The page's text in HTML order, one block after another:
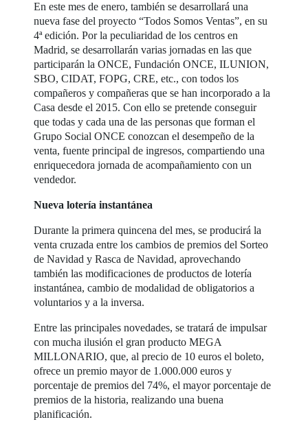
En este mes de enero, también se desarrollará una
nueva fase del proyecto “Todos Somos Ventas”, en su
4ª edición. Por la peculiaridad de los centros en
Madrid, se desarrollarán varias jornadas en las que
participarán la ONCE, Fundación ONCE, ILUNION,
SBO, CIDAT, FOPG, CRE, etc., con todos los
compañeros y compañeras que se han incorporado a la
Casa desde el 2015. Con ello se pretende conseguir
que todas y cada una de las personas que forman el
Grupo Social ONCE conozcan el desempeño de la
venta, fuente principal de ingresos, compartiendo una
enriquecedora jornada de acompañamiento con un
vendedor.
Nueva lotería instantánea
Durante la primera quincena del mes, se producirá la
venta cruzada entre los cambios de premios del Sorteo
de Navidad y Rasca de Navidad, aprovechando
también las modificaciones de productos de lotería
instantánea, cambio de modalidad de obligatorios a
voluntarios y a la inversa.
Entre las principales novedades, se tratará de impulsar
con mucha ilusión el gran producto MEGA
MILLONARIO, que, al precio de 10 euros el boleto,
ofrece un premio mayor de 1.000.000 euros y
porcentaje de premios del 74%, el mayor porcentaje de
premios de la historia, realizando una buena
planificación.